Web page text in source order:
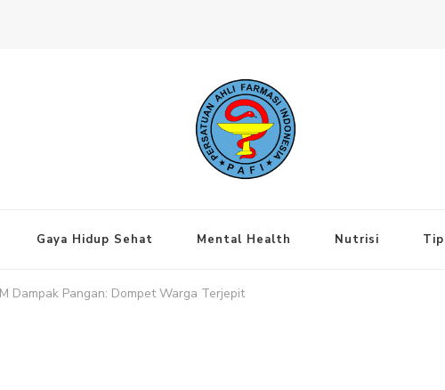
Gaya Hidup Sehat Mental Health Nutrisi
Dampak Pangan: Dompet Warga Terjepit